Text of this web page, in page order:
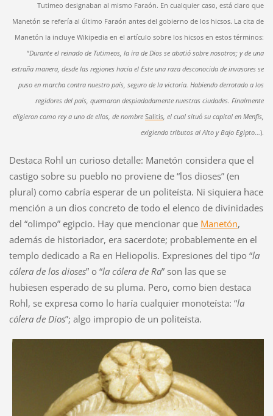
Tutimeo designaban al mismo Faraón. En cualquier caso, está claro que
Manetón se refería al último Faraón antes del gobierno de los hicsos. La cita de
Manetón la incluye Wikipedia en el artículo sobre los hicsos en estos términos:
“Durante el reinado de Tutimeos, la ira de Dios se abatió sobre nosotros; y de una
extraña manera, desde las regiones hacia el Este una raza desconocida de invasores se
puso en marcha contra nuestro país, seguro de la victoria. Habiendo derrotado a los
regidores del país, quemaron despiadadamente nuestras ciudades. Finalmente
eligieron como rey a uno de ellos, de nombreSalitis, el cual situó su capital en Menfis,
exigiendo tributos al Alto y Bajo Egipto…).
Destaca Rohl un curioso detalle: Manetón considera que el
castigo sobre su pueblo no proviene de “los dioses” (en
plural) como cabría esperar de un politeísta. Ni siquiera hace
mención a un dios concreto de todo el elenco de divinidades
del “olimpo” egipcio. Hay que mencionar que Manetón,
además de historiador, era sacerdote; probablemente en el
templo dedicado a Ra en Heliopolis. Expresiones del tipo “la
cólera de los dioses” o “la cólera de Ra” son las que se
hubiesen esperado de su pluma. Pero, como bien destaca
Rohl, se expresa como lo haría cualquier monoteísta: “la
cólera de Dios”; algo impropio de un politeísta.